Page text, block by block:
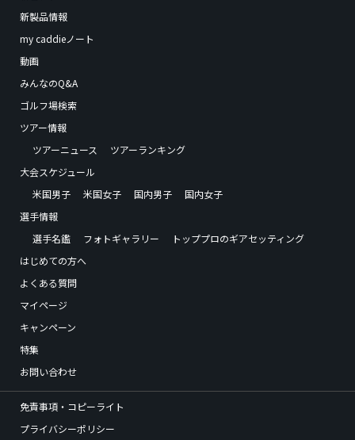
新製品情報
my caddieノート
動画
みんなのQ&A
ゴルフ場検索
ツアー情報
ツアーニュース
ツアーランキング
大会スケジュール
米国男子
米国女子 国内男子
国内女子
選手情報
選手名鑑
フォトギャラリー
トッププロのギアセッティング
はじめての方へ
よくある質問
マイページ
キャンペーン
特集
お問い合わせ
免責事項・コピーライト
プライバシーポリシー